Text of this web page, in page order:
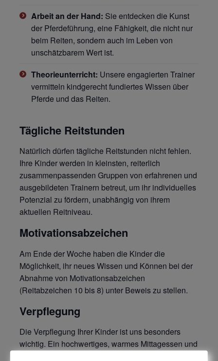
Arbeit an der Hand: Sie entdecken die Kunst
der Pferdeführung, eine Fähigkeit, die nicht nur
beim Reiten, sondern auch im Leben von
unschätzbarem Wert ist.
Theorieunterricht: Unsere engagierten Trainer
vermitteln kindgerecht fundiertes Wissen über
Pferde und das Reiten.
Tägliche Reitstunden
Natürlich dürfen tägliche Reitstunden nicht fehlen.
Ihre Kinder werden in kleinsten, reiterlich
zusammenpassenden Gruppen von erfahrenen und
ausgebildeten Trainern betreut, um ihr individuelles
Potenzial zu fördern, unabhängig von ihrem
aktuellen Reitniveau.
Motivationsabzeichen
Am Ende der Woche haben die Kinder die
Möglichkeit, ihr neues Wissen und Können bei der
Abnahme von Motivationsabzeichen
(Reitabzeichen 10 bis 8) unter Beweis zu stellen.
Verpflegung
Die Verpflegung Ihrer Kinder ist uns besonders
wichtig. Ein hochwertiges, warmes Mittagessen und